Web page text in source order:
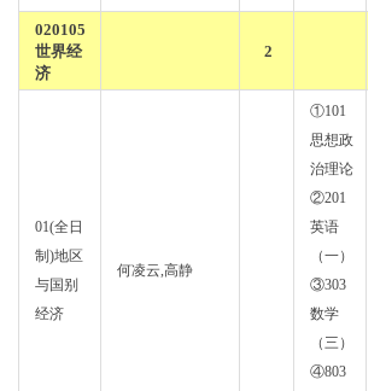
020105
世界经
济
2
01(全日
制)地区
与国别
经济
何凌云,高静
①101
思想政
治理论
②201
英语
（一）
③303
数学
（三）
④803